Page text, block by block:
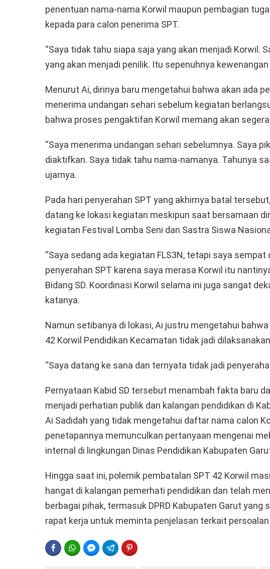
penentuan nama-nama Korwil maupun pembagian
kepada para calon penerima SPT.
“Saya tidak tahu siapa saja yang akan menjadi Korwil.
yang akan menjadi penilik. Itu sepenuhnya kewenangan
Menurut Ai, dirinya baru mengetahui bahwa akan ada
menerima undangan sehari sebelum kegiatan
bahwa proses pengaktifan Korwil memang akan
“Saya menerima undangan sehari sebelumnya. Saya
diaktifkan. Saya tidak tahu nama-namanya. Tahunya
ujarnya.
Pada hari penyerahan SPT yang akhirnya batal
datang ke lokasi kegiatan meskipun saat bersamaan
kegiatan Festival Lomba Seni dan Sastra Siswa
“Saya sedang ada kegiatan FLS3N, tetapi saya sempat
penyerahan SPT karena saya merasa Korwil itu
Bidang SD. Koordinasi Korwil selama ini juga sangat
katanya.
Namun setibanya di lokasi, Ai justru mengetahui
42 Korwil Pendidikan Kecamatan tidak jadi
“Saya datang ke sana dan ternyata tidak jadi
Pernyataan Kabid SD tersebut menambah fakta baru
menjadi perhatian publik dan kalangan pendidikan di
Ai Sadidah yang tidak mengetahui daftar nama calon
penetapannya memunculkan pertanyaan mengenai
internal di lingkungan Dinas Pendidikan Kabupaten
Hingga saat ini, polemik pembatalan SPT 42 Korwil
hangat di kalangan pemerhati pendidikan dan telah
berbagai pihak, termasuk DPRD Kabupaten Garut yang
rapat kerja untuk meminta penjelasan terkait
FACEBOOKWHATSAPPFACEBOOK MESSENGER
TELEGRAM